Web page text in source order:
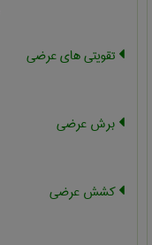
تقویتی های عرضی
برش عرضی
کشش عرضی